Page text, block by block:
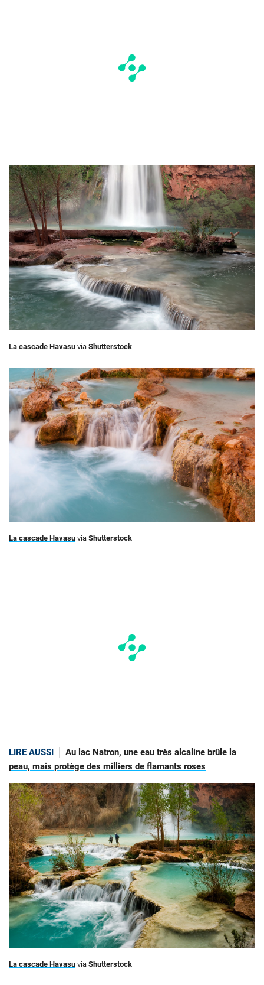
La cascade Havasu via Shutterstock
La cascade Havasu via Shutterstock
LIRE AUSSI
Au lac Natron, une eau très alcaline brûle la
peau, mais protège des milliers de flamants roses
La cascade Havasu via Shutterstock